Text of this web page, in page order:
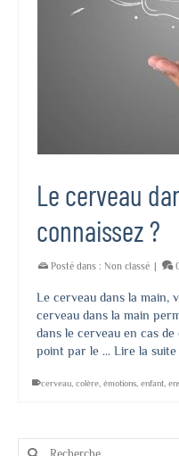
Le cerveau
connaissez ?
Posté dans : Non classé |
Le cerveau dans la main,
cerveau dans la main
dans le cerveau en cas
point par le … Lire la suite
cerveau colère émotions enfant
Rechercher :